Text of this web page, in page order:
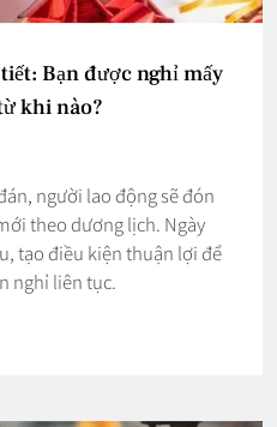
Bạn được nghỉ mấy
khi nào?
người lao động sẽ đón
theo dương lịch. Ngày
tạo điều kiện thuận lợi để
nghỉ liên tục.